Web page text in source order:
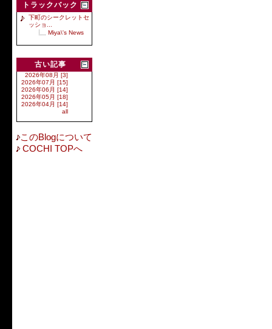
トラックバック
下町のシークレットセ
ッショ...
Miya\'s News
古い記事
2026年08月 [3]
2026年07月 [15]
2026年06月 [14]
2026年05月 [18]
2026年04月 [14]
all
このBlogについて
COCHI TOPへ